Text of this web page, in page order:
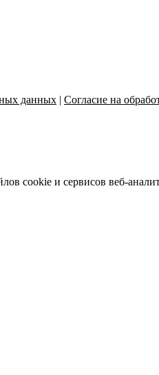
данных | Согласие на
cookie и сервисов веб-